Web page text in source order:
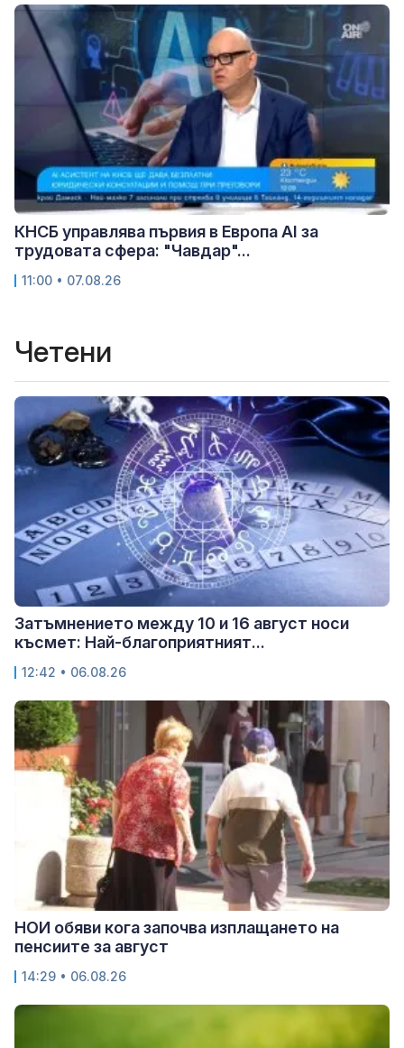
КНСБ управлява първия в Европа AI за
трудовата сфера: "Чавдар"...
11:00 • 07.08.26
Четени
Затъмнението между 10 и 16 август носи
късмет: Най-благоприятният...
12:42 • 06.08.26
НОИ обяви кога започва изплащането на
пенсиите за август
14:29 • 06.08.26